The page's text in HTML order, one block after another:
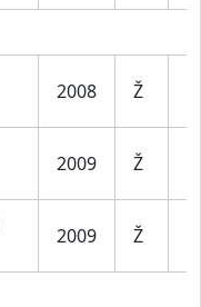
2008 Ž
2009 Ž
2009 Ž